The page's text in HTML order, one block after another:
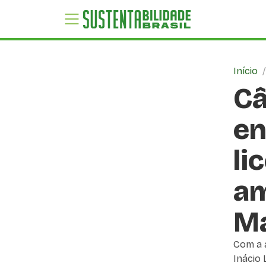
Início
Com a
Inácio